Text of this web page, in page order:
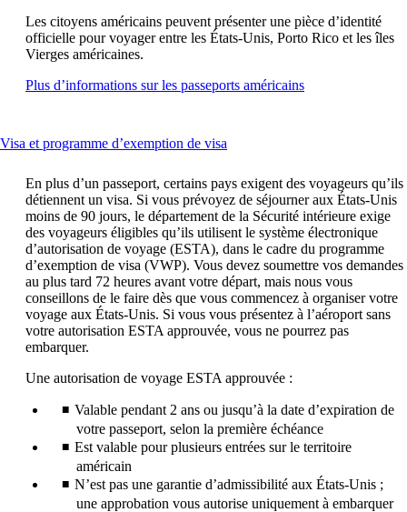
Les citoyens américains peuvent présenter une pièce d’identité
officielle pour voyager entre les États-Unis, Porto Rico et les îles
Vierges américaines.
Plus d’informations sur les passeports américainsOuvre
nouvelle
fenêtre
susceptible
de
ne
pas
respecter
les
directives
d’accessibilité
Visa et programme d’exemption de visa
be
expanded
En plus d’un passeport, certains pays exigent des voyageurs qu’ils
détiennent un visa. Si vous prévoyez de séjourner aux États-Unis
moins de 90 jours, le département de la Sécurité intérieure exige
des voyageurs éligibles qu’ils utilisent le système électronique
d’autorisation de voyage (ESTA), dans le cadre du programme
d’exemption de visa (VWP). Vous devez soumettre vos demandes
au plus tard 72 heures avant votre départ, mais nous vous
conseillons de le faire dès que vous commencez à organiser votre
voyage aux États-Unis. Si vous vous présentez à l’aéroport sans
votre autorisation ESTA approuvée, vous ne pourrez pas
embarquer.
Une autorisation de voyage ESTA approuvée :
Valable pendant 2 ans ou jusqu’à la date d’expiration de
votre passeport, selon la première échéance
Est valable pour plusieurs entrées sur le territoire
américain
N’est pas une garantie d’admissibilité aux États-Unis ;
une approbation vous autorise uniquement à embarquer